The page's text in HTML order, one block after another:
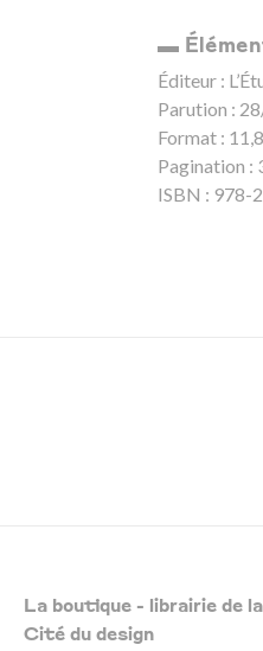
▬
Éditeur :
Parution :
Format :
Pagination :
ISBN : 978-
La boutique - librairie de la
Cité du design